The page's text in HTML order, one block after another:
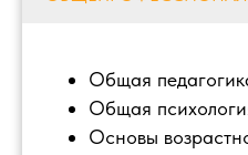
Общая
Общая
Основы